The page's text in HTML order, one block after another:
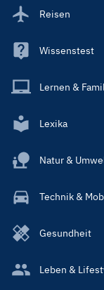
Reisen
Wissenstest
Lernen &
Lexika
Natur &
Technik &
Gesundheit
Leben &